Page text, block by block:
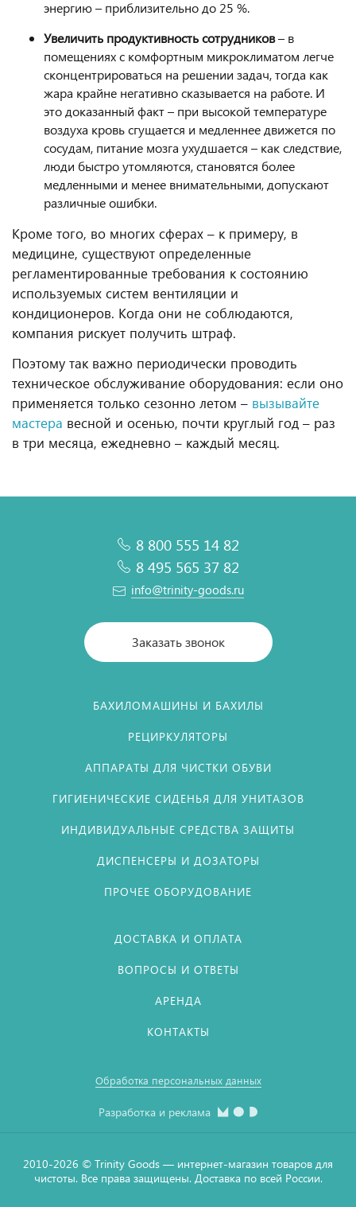
энергию – приблизительно до 25 %.
Увеличить продуктивность сотрудников– в
помещениях с комфортным микроклиматом легче
сконцентрироваться на решении задач, тогда как
жара крайне негативно сказывается на работе. И
это доказанный факт – при высокой температуре
воздуха кровь сгущается и медленнее движется по
сосудам, питание мозга ухудшается – как следствие,
люди быстро утомляются, становятся более
медленными и менее внимательными, допускают
различные ошибки.
Кроме того, во многих сферах – к примеру, в
медицине, существуют определенные
регламентированные требования к состоянию
используемых систем вентиляции и
кондиционеров. Когда они не соблюдаются,
компания рискует получить штраф.
Поэтому так важно периодически проводить
техническое обслуживание оборудования: если оно
применяется только сезонно летом – вызывайте
мастера весной и осенью, почти круглый год – раз
в три месяца, ежедневно – каждый месяц.
8 800 555 14 82
8 495 565 37 82
info@trinity-goods.ru
Заказать звонок
БАХИЛОМАШИНЫ И БАХИЛЫ
РЕЦИРКУЛЯТОРЫ
АППАРАТЫ ДЛЯ ЧИСТКИ ОБУВИ
ГИГИЕНИЧЕСКИЕ СИДЕНЬЯ ДЛЯ УНИТАЗОВ
ИНДИВИДУАЛЬНЫЕ СРЕДСТВА ЗАЩИТЫ
ДИСПЕНСЕРЫ И ДОЗАТОРЫ
ПРОЧЕЕ ОБОРУДОВАНИЕ
ДОСТАВКА И ОПЛАТА
ВОПРОСЫ И ОТВЕТЫ
АРЕНДА
КОНТАКТЫ
Обработка персональных данных
Разработка и реклама
2010-2026 © Тrinity Goods — интернет-магазин товаров для
чистоты. Все права защищены. Доставка по всей России.